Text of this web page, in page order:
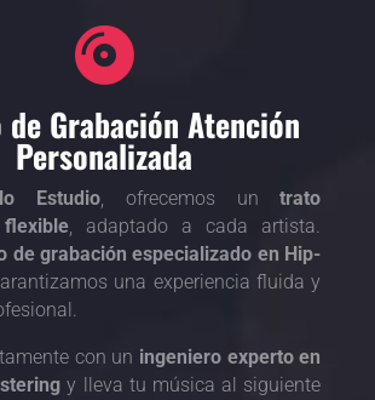

de Grabación Atención
Personalizada
Estudio, ofrecemos untrato
, adaptado a cada artista.
de grabación especializado en Hip-
una experiencia fluida y
con un ingeniero experto en
y lleva tu música al siguiente